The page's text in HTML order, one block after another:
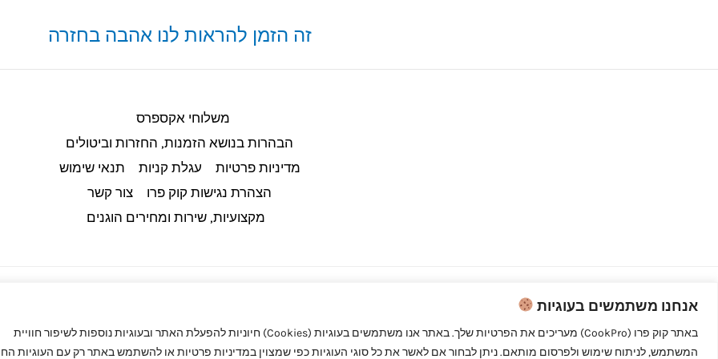
אנחנו משתמשים בעוגיות
באתר קוק פרו (CookPro) מעריכים את הפרטיות שלך. באתר אנו משתמשים בעוגיות (Cookies) חיוניות להפעלת האתר ובעוגיות נוספות לשיפור חוויית
המשתמש, לניתוח שימוש ולפרסום מותאם. ניתן לבחור אם לאשר את כל סוגי העוגיות כפי שמצוין במדיניות פרטיות או להשתמש באתר רק עם העוגיות
זה הזמן להראות לנו אהבה בחזרה
משלוחי אקספרס
הבהרות בנושא הזמנות, החזרות וביטולים​
מדיניות פרטיות
עגלת קניות
תנאי שימוש
הצהרת נגישות קוק פרו
צור קשר
מקצועיות, שירות ומחירים הוגנים
מקצוענים